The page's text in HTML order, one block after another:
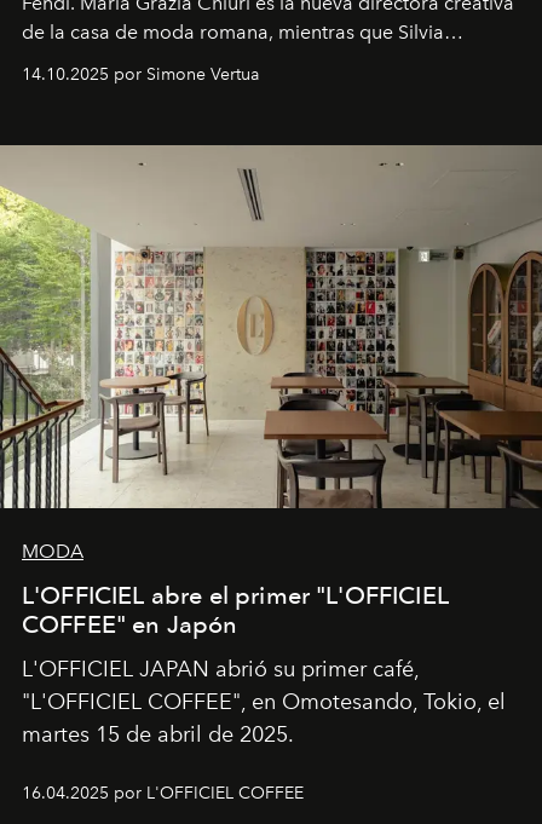
de la casa de moda romana, mientras que Silvia
14.10.2025 por Simone Vertua
MODA
L'OFFICIEL abre el primer "L'OFFICIEL
COFFEE" en Japón
L'OFFICIEL JAPAN abrió su primer café,
"L'OFFICIEL COFFEE", en Omotesando, Tokio, el
martes 15 de abril de 2025.
16.04.2025 por L'OFFICIEL COFFEE